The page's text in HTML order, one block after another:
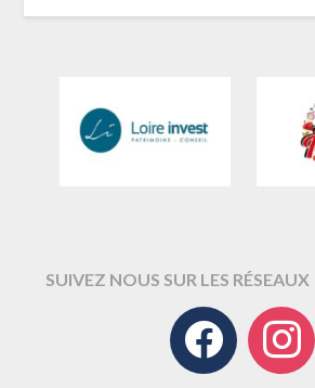
SUIVEZ NOUS SUR LES RÉSEAUX